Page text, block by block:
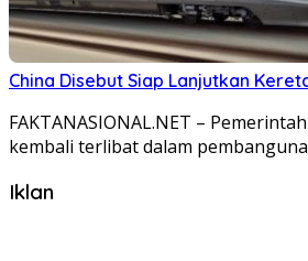
China Disebut Siap Lanjutkan
FAKTANASIONAL.NET –
kembali terlibat dalam
Iklan